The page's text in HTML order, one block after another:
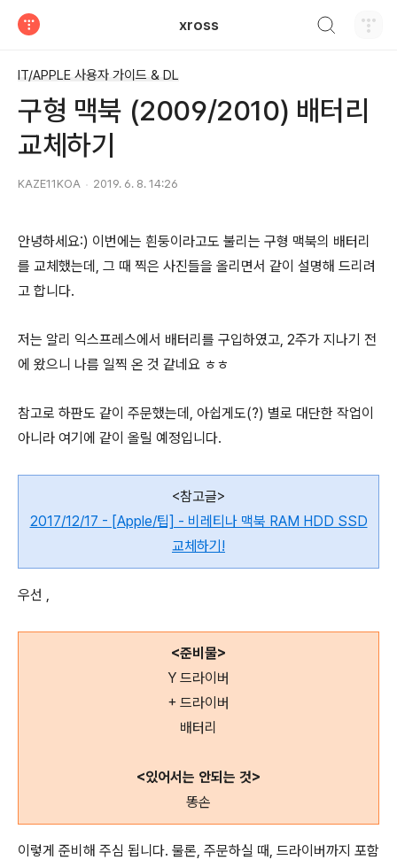
xross
IT/APPLE 사용자 가이드 & DL
구형 맥북 (2009/2010) 배터리
교체하기
KAZE11KOA 2019. 6. 8. 14:26
안녕하세요:) 이번에는 흰둥이라고도 불리는 구형 맥북의 배터리
를 교체했는데, 그 때 찍은 사진들을 올리면서 같이 설명해 드리려
고 합니다.
저는 알리 익스프레스에서 배터리를 구입하였고, 2주가 지나기 전
에 왔으니 나름 일찍 온 것 같네요 ㅎㅎ
참고로 하판도 같이 주문했는데, 아쉽게도(?) 별로 대단한 작업이
아니라 여기에 같이 올릴 예정입니다.
<참고글>
2017/12/17 - [Apple/팁] - 비레티나 맥북 RAM HDD SSD
교체하기!
우선 ,
<준비물>
Y 드라이버
+ 드라이버
배터리
<있어서는 안되는 것>
똥손
이렇게 준비해 주심 됩니다. 물론, 주문하실 때, 드라이버까지 포함